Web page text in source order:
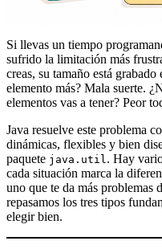
Si llevas un tiempo
sufrido la limitación más
creas, su tamaño está
elemento más? Mala suerte.
elementos vas a tener? Peor
Java resuelve este problema
dinámicas, flexibles y bien
paquete java.util . Hay
cada situación marca la
uno que te da más problemas
repasamos los tres tipos
elegir bien.